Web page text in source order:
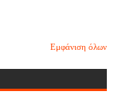
Εμφάνιση όλων